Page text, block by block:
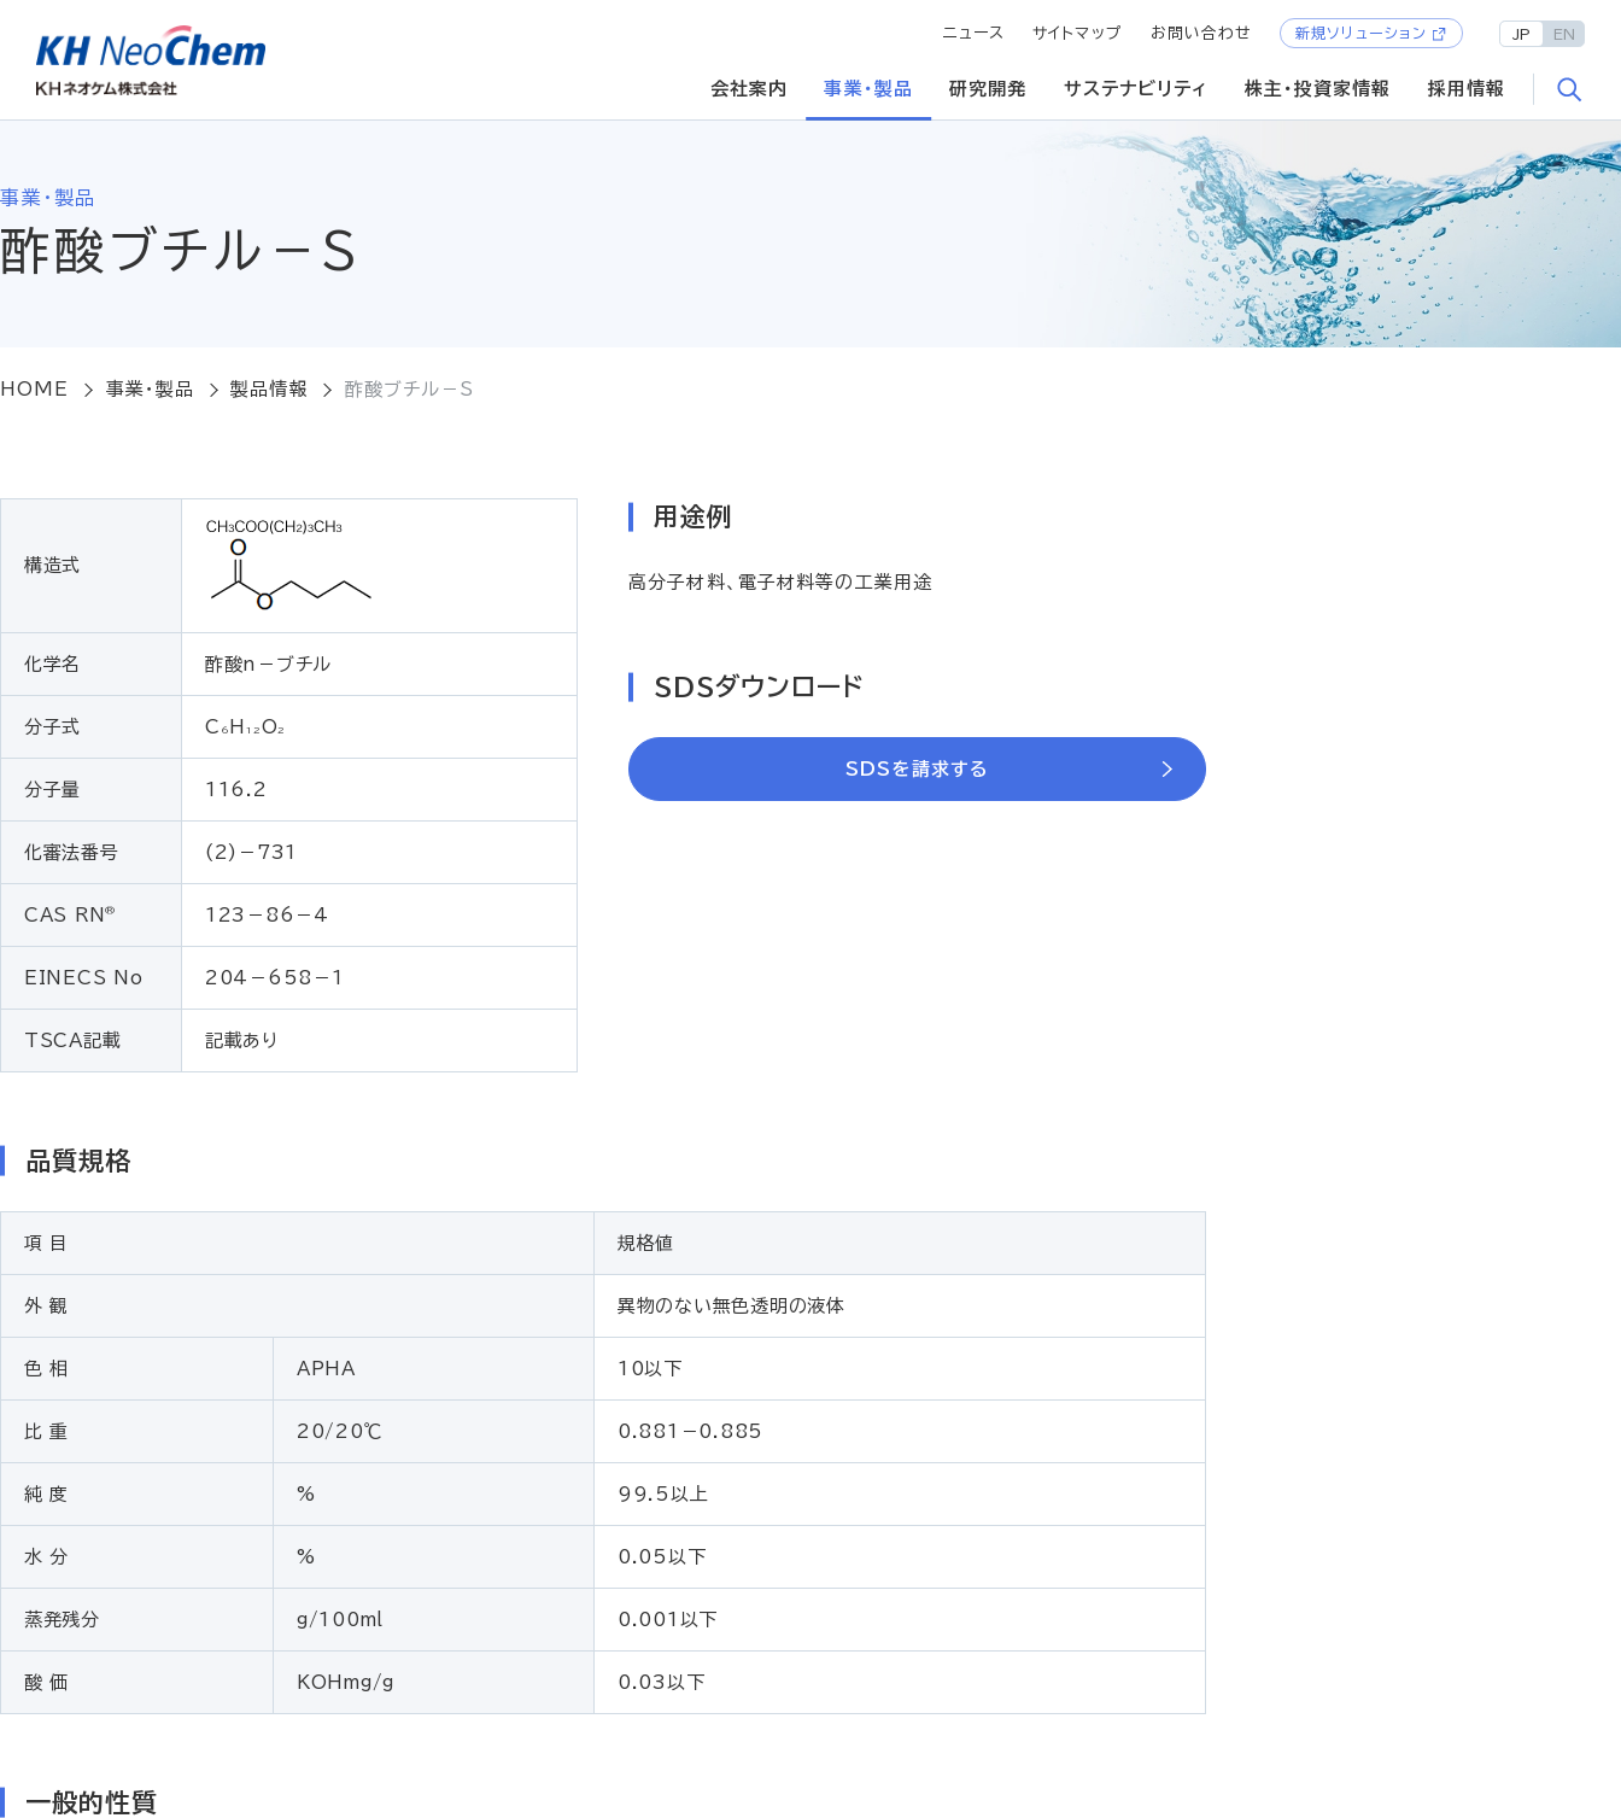
会社案内 事業・製品 研究開発 サステナビリティ 株主・投資家情報 採用情報
ニュース サイトマップ お問い合わせ 新規ソリューション JP EN
事業・製品
酢酸ブチル－S
HOME 事業・製品 製品情報 酢酸ブチル－S
構造式
化学名 酢酸n－ブチル
分子式 C 6 H 12 O 2
分子量 116.2
化審法番号 (2)－731
CAS RN® 123－86－4
EINECS No 204－658－1
TSCA記載 記載あり
用途例
高分子材料、電子材料等の工業用途
SDSダウンロード
SDSを請求する
品質規格
項 目 規格値
外 観 異物のない無色透明の液体
色 相 APHA 10以下
比 重 20/20℃ 0.881－0.885
純 度 % 99.5以上
水 分 % 0.05以下
蒸発残分 g/100ml 0.001以下
酸 価 KOHmg/g 0.03以下
一般的性質